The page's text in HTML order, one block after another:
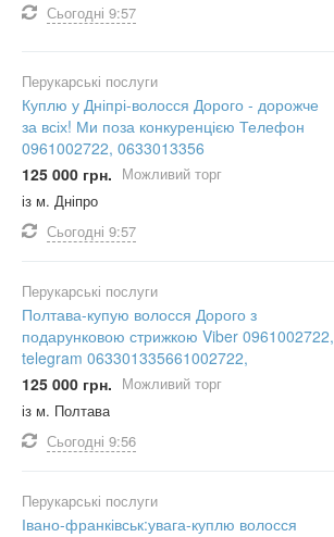
Сьогодні 9:57
Перукарські послуги
Куплю у Дніпрі-волосся Дорого - дорожче
за всіх! Ми поза конкуренцією Телефон
0961002722, 0633013356
125 000 грн. Можливий торг
із м. Дніпро
Сьогодні 9:57
Перукарські послуги
Полтава-купую волосся Дорого з
подарунковою стрижкою Viber 0961002722,
telegram 063301335661002722,
125 000 грн. Можливий торг
із м. Полтава
Сьогодні 9:56
Перукарські послуги
Івано-франківськ:увага-куплю волосся